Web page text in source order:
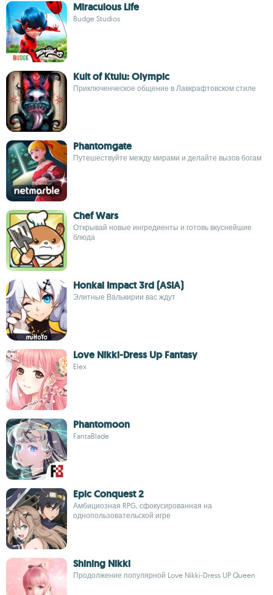
Miraculous Life
Budge Studios
Kult of Ktulu: Olympic
Приключенческое общение в Лавкрафтовском стиле
Phantomgate
Путешествуйте между мирами и делайте вызов богам
Chef Wars
Открывай новые ингредиенты и готовь вкуснейшие
блюда
Honkai Impact 3rd (ASIA)
Элитные Валькирии вас ждут
Love Nikki-Dress Up Fantasy
Elex
Phantomoon
FantaBlade
Epic Conquest 2
Амбициозная RPG, сфокусированная на
однопользовательской игре
Shining Nikki
Продолжение популярной Love Nikki-Dress UP Queen